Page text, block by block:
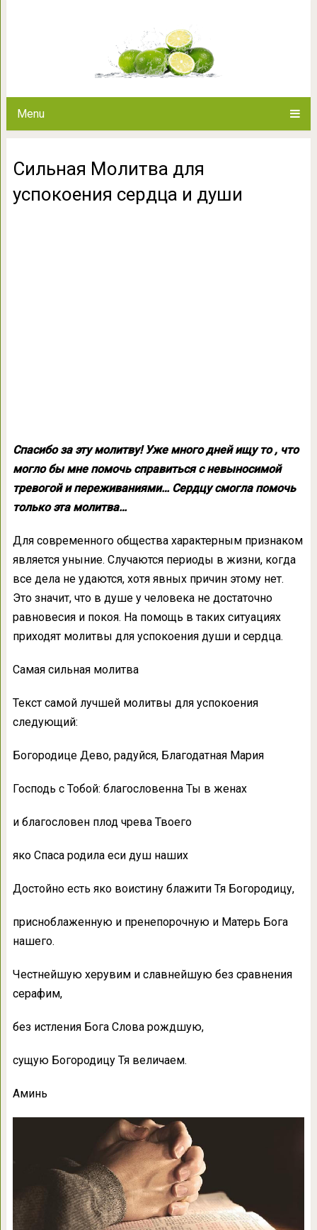
Menu
Сильная Молитва для
успокоения сердца и души
Спасибо за эту молитву! Уже много дней ищу то , что
могло бы мне помочь справиться с невыносимой
тревогой и переживаниями… Сердцу смогла помочь
только эта молитва…
Для современного общества характерным признаком
является уныние. Случаются периоды в жизни, когда
все дела не удаются, хотя явных причин этому нет.
Это значит, что в душе у человека не достаточно
равновесия и покоя. На помощь в таких ситуациях
приходят молитвы для успокоения души и сердца.
Самая сильная молитва
Текст самой лучшей молитвы для успокоения
следующий:
Богородице Дево, радуйcя, Благодатная Мария
Господь с Тобой: благословенна Ты в женах
и благословен плод чрева Твоего
яко Спаса родила еси душ наших
Достойно есть яко воистину блажити Тя Богородицу,
присноблаженную и пренепорочную и Матерь Бога
нашего.
Честнейшую херувим и славнейшую без сравнения
серафим,
без истления Бога Слова рождшую,
сущую Богородицу Тя величаем.
Аминь